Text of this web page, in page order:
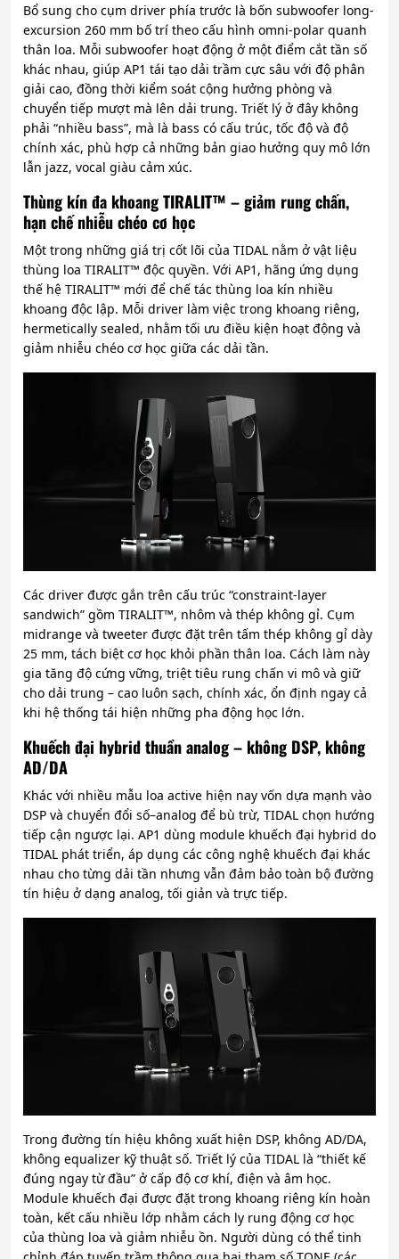
Bổ sung cho cụm driver phía trước là bốn subwoofer long-
excursion 260 mm bố trí theo cấu hình omni-polar quanh
thân loa. Mỗi subwoofer hoạt động ở một điểm cắt tần số
khác nhau, giúp AP1 tái tạo dải trầm cực sâu với độ phân
giải cao, đồng thời kiểm soát cộng hưởng phòng và
chuyển tiếp mượt mà lên dải trung. Triết lý ở đây không
phải “nhiều bass”, mà là bass có cấu trúc, tốc độ và độ
chính xác, phù hợp cả những bản giao hưởng quy mô lớn
lẫn jazz, vocal giàu cảm xúc.
Thùng kín đa khoang TIRALIT™ – giảm rung chấn,
hạn chế nhiễu chéo cơ học
Một trong những giá trị cốt lõi của TIDAL nằm ở vật liệu
thùng loa TIRALIT™ độc quyền. Với AP1, hãng ứng dụng
thế hệ TIRALIT™ mới để chế tác thùng loa kín nhiều
khoang độc lập. Mỗi driver làm việc trong khoang riêng,
hermetically sealed, nhằm tối ưu điều kiện hoạt động và
giảm nhiễu chéo cơ học giữa các dải tần.
Các driver được gắn trên cấu trúc “constraint-layer
sandwich” gồm TIRALIT™, nhôm và thép không gỉ. Cụm
midrange và tweeter được đặt trên tấm thép không gỉ dày
25 mm, tách biệt cơ học khỏi phần thân loa. Cách làm này
gia tăng độ cứng vững, triệt tiêu rung chấn vi mô và giữ
cho dải trung – cao luôn sạch, chính xác, ổn định ngay cả
khi hệ thống tái hiện những pha động học lớn.
Khuếch đại hybrid thuần analog – không DSP, không
AD/DA
Khác với nhiều mẫu loa active hiện nay vốn dựa mạnh vào
DSP và chuyển đổi số–analog để bù trừ, TIDAL chọn hướng
tiếp cận ngược lại. AP1 dùng module khuếch đại hybrid do
TIDAL phát triển, áp dụng các công nghệ khuếch đại khác
nhau cho từng dải tần nhưng vẫn đảm bảo toàn bộ đường
tín hiệu ở dạng analog, tối giản và trực tiếp.
Trong đường tín hiệu không xuất hiện DSP, không AD/DA,
không equalizer kỹ thuật số. Triết lý của TIDAL là “thiết kế
đúng ngay từ đầu” ở cấp độ cơ khí, điện và âm học.
Module khuếch đại được đặt trong khoang riêng kín hoàn
toàn, kết cấu nhiều lớp nhằm cách ly rung động cơ học
của thùng loa và giảm nhiễu ồn. Người dùng có thể tinh